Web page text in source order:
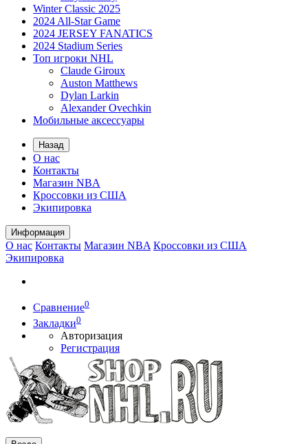
Winter Classic 2025
2024 All-Star Game
2024 JERSEY FANATICS
2024 Stadium Series
Топ игроки NHL
Claude Giroux
Auston Matthews
Dylan Larkin
Alexander Ovechkin
Мобильные аксессуары
Назад
О нас
Контакты
Магазин NBA
Кроссовки из США
Экипировка
Информация
О нас Контакты Магазин NBA Кроссовки из США
Экипировка
Сравнение0
Закладки0
Авторизация
Регистрация